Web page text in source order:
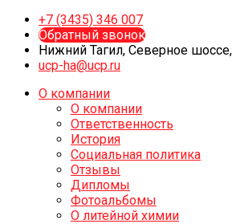
+7 (3435) 346 007
Обратный звонок
Нижний Тагил, Северное
ucp-ha@ucp.ru
О компании
О компании
Ответственность
История
Социальная политика
Отзывы
Дипломы
Фотоальбомы
О литейной химии